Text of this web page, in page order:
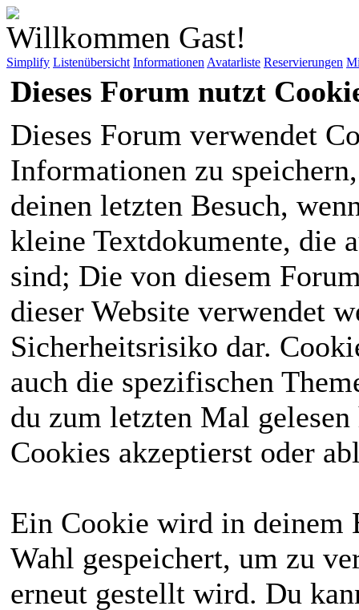
Willkommen Gast!
Simplify Listenübersicht Informationen Avatarliste Reservierungen
Dieses Forum nutzt
Dieses Forum verwendet
Informationen zu
deinen letzten Besuch,
kleine Textdokumente, die
sind; Die von diesem
dieser Website verwendet
Sicherheitsrisiko dar.
auch die spezifischen
du zum letzten Mal
Cookies akzeptierst oder
Ein Cookie wird in deinem
Wahl gespeichert, um zu
erneut gestellt wird. Du